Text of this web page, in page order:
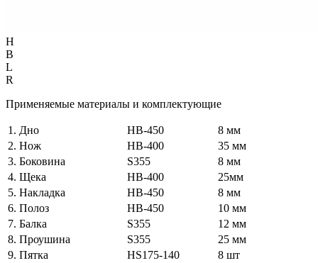
H
B
L
R
Применяемые материалы и комплектующие
1. Дно HB-450
8 мм
2. Нож
HB-400
35 мм
3. Боковина
S355
8 мм
4. Щека
HB-400
25мм
5. Накладка
HB-450
8 мм
6. Полоз
HB-450
10 мм
7. Балка
S355
12 мм
8. Проушина
S355
25 мм
9. Пятка
HS175-140
8 шт